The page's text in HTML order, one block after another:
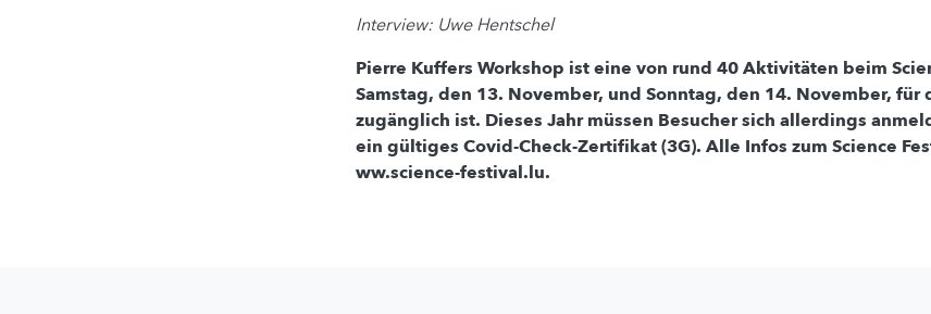
Interview: Uwe Hentschel
Pierre Kuffers Workshop ist eine von rund 40 Aktivitäten beim
Samstag, den 13. November, und Sonntag, den 14. November,
zugänglich ist. Dieses Jahr müssen Besucher sich allerdings
ein gültiges Covid-Check-Zertifikat (3G). Alle Infos zum Science
ww.science-festival.lu.